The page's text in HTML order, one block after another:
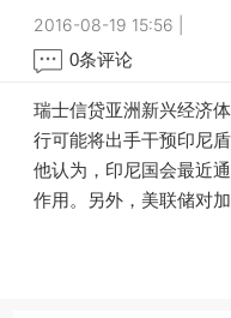
2016-08-19 15:56
0条评论
瑞士信贷亚洲新兴经济
行可能将出手干预印尼
他认为，印尼国会最近
作用。另外，美联储对